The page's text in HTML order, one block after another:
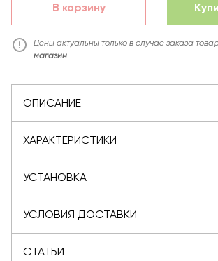
В корзину
Цены актуальны только в случае заказа
магазин
ОПИСАНИЕ
ХАРАКТЕРИСТИКИ
УСТАНОВКА
УСЛОВИЯ ДОСТАВКИ
СТАТЬИ